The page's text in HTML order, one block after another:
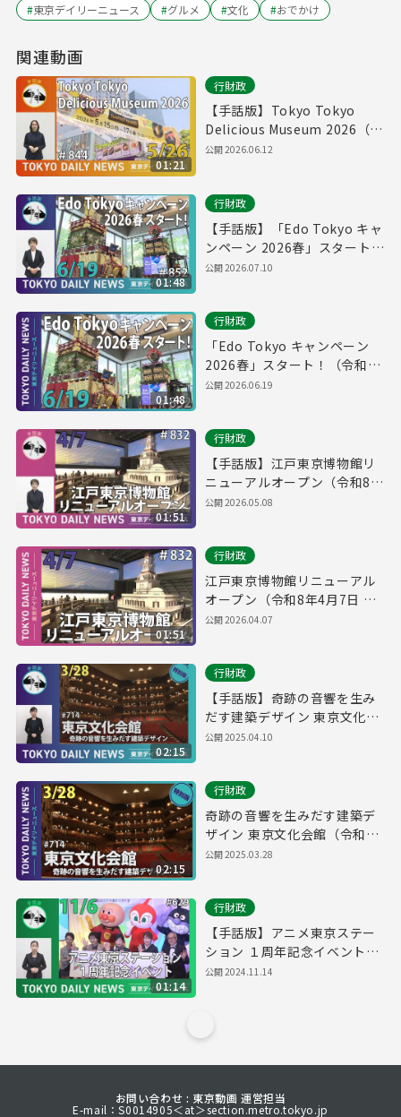
#東京デイリーニュース #グルメ #文化 #おでかけ
関連動画
01:21
行財政
【手話版】Tokyo Tokyo
Delicious Museum 2026（令
和8年5月26日 東京デイリーニ
公開2026.06.12
01:48
行財政
【手話版】「Edo Tokyo キャ
ンペーン 2026春」スタート！
（令和8年6月17日 東京デイリ
公開2026.07.10
01:48
行財政
「Edo Tokyo キャンペーン
2026春」スタート！（令和8
年6月17日 東京デイリーニュ
公開2026.06.19
01:51
行財政
【手話版】江戸東京博物館リ
ニューアルオープン（令和8年
4月7日 東京デイリーニュース
公開2026.05.08
01:51
行財政
江戸東京博物館リニューアル
オープン（令和8年4月7日 東
京デイリーニュース No.832）
公開2026.04.07
02:15
行財政
【手話版】奇跡の音響を生み
だす建築デザイン 東京文化会
館（令和7年3月28日 東京デイ
公開2025.04.10
02:15
行財政
奇跡の音響を生みだす建築デ
ザイン 東京文化会館（令和7
年3月28日 東京デイリーニュ
公開2025.03.28
01:14
行財政
【手話版】アニメ東京ステー
ション １周年記念イベント
（令和6年11月6日 東京デイリ
公開2024.11.14
お問い合わせ : 東京動画 運営担当
E-mail：S0014905＜at＞section.metro.tokyo.jp